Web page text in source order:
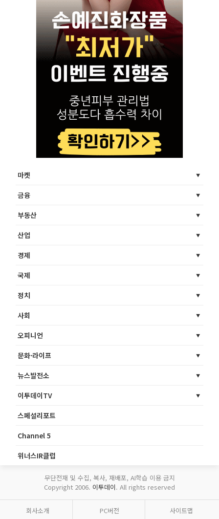
마켓
금융
부동산
산업
경제
국제
정치
사회
오피니언
문화·라이프
뉴스발전소
이투데이TV
스페셜리포트
Channel 5
위너스IR클럽
무단전재 및 수집, 복사, 재배포, AI학습 이용 금지
Copyright 2006. 이투데이. All rights reserved
회사소개 PC버전 사이트맵